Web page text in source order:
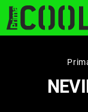
STARHOUSE
PLNEJ